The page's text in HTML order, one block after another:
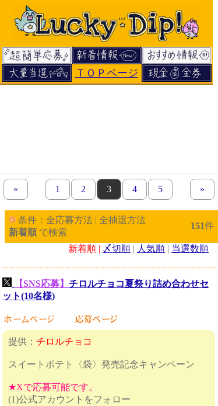
ＴＯＰページ
« previous set of pages
page
1 page
2 page
3 page
4 page
5 next
»
条件：全応募方法 | 全抽選方法
新着順 で検索
151件
新着順 | 〆切順 | 人気順 | 当選数順
【SNS応募】 チロルチョコ夏祭り詰め合わせセ
ット(10名様)
提供： チロルチョコ
スイートポテト〈袋〉発売記念キャンペーン
★Xで応募可能です。
(1)公式アカウントをフォロー